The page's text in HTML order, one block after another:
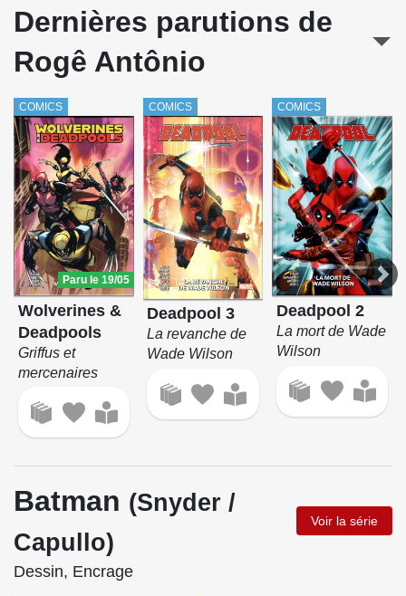
Dernières parutions de
Rogê Antônio
COMICS
Paru le 19/05
Wolverines &
Deadpools
Griffus et
mercenaires
COMICS
Deadpool 3
La revanche de
Wade Wilson
COMICS
Deadpool 2
La mort de Wade
Wilson
Batman (Snyder /
Capullo)
Voir la série
Dessin, Encrage